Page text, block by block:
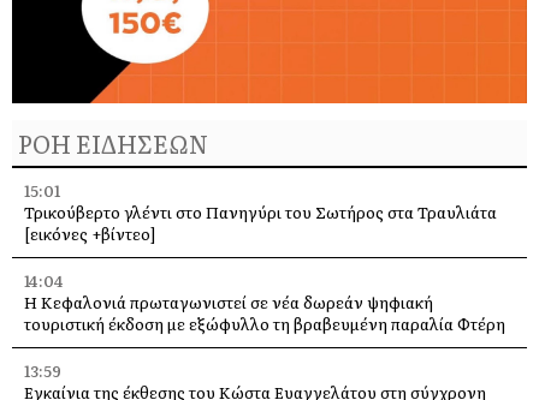
ΡΟΗ ΕΙΔΗΣΕΩΝ
15:01
Τρικούβερτο γλέντι στο Πανηγύρι του Σωτήρος στα Τραυλιάτα
[εικόνες +βίντεο]
14:04
Η Κεφαλονιά πρωταγωνιστεί σε νέα δωρεάν ψηφιακή
τουριστική έκδοση με εξώφυλλο τη βραβευμένη παραλία Φτέρη
13:59
Εγκαίνια της έκθεσης του Κώστα Ευαγγελάτου στη σύγχρονη